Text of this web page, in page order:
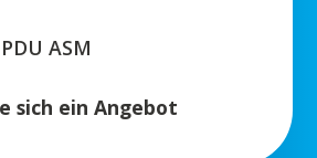
ASM
sich ein Angebot